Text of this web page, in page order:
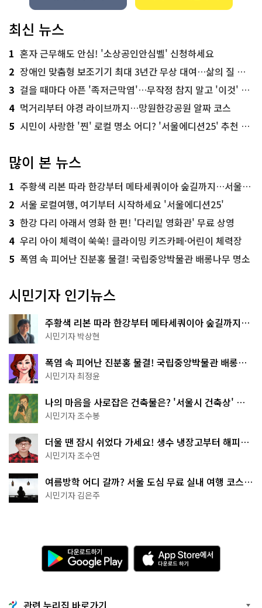
최신 뉴스
1 혼자 근무해도 안심! '소상공인안심벨' 신청하세요
2 장애인 맞춤형 보조기기 최대 3년간 무상 대여…삶의 질 높인다
3 걸을 때마다 아픈 '족저근막염'…무작정 참지 말고 '이것' 해보세요!
4 먹거리부터 야경 라이브까지…망원한강공원 알짜 코스
5 시민이 사랑한 '찐' 로컬 명소 어디? '서울에디션25' 추천 코스
많이 본 뉴스
1 주황색 리본 따라 한강부터 메타세쿼이아 숲길까지…서울둘레길 15코스
2 서울 로컬여행, 여기부터 시작하세요 '서울에디션25'
3 한강 다리 아래서 영화 한 편! '다리밑 영화관' 무료 상영
4 우리 아이 체력이 쑥쑥! 클라이밍 키즈카페·어린이 체력장
5 폭염 속 피어난 진분홍 물결! 국립중앙박물관 배롱나무 명소
시민기자 인기뉴스
주황색 리본 따라 한강부터 메타세쿼이아 숲길까지…
서울둘레길 15코스
시민기자 박상현
폭염 속 피어난 진분홍 물결! 국립중앙박물관 배롱나
무 명소
시민기자 최정윤
나의 마음을 사로잡은 건축물은? '서울시 건축상' 수
상작 공개!
시민기자 조수봉
더울 땐 잠시 쉬었다 가세요! 생수 냉장고부터 해피소
·무더위쉼터까지
시민기자 조수연
여름방학 어디 갈까? 서울 도심 무료 실내 여행 코스
추천
시민기자 김은주
다
운
로
기
A
p
p
관련 누리집 바로가기